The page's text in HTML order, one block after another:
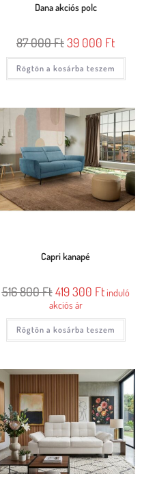
Dana akciós polc
87 000Ft39 000 Ft
Rögtön a kosárba teszem
Capri kanapé
516 800Ft 419 300 Ftinduló
akciós ár
Rögtön a kosárba teszem